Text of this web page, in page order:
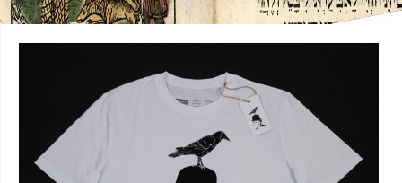
TRIKO "DVĚ KAFKY" (VEL. XL)